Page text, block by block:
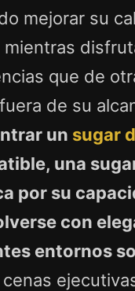
mejorar su
mientras
que de
de su
un sugar
una
por su
con
entornos